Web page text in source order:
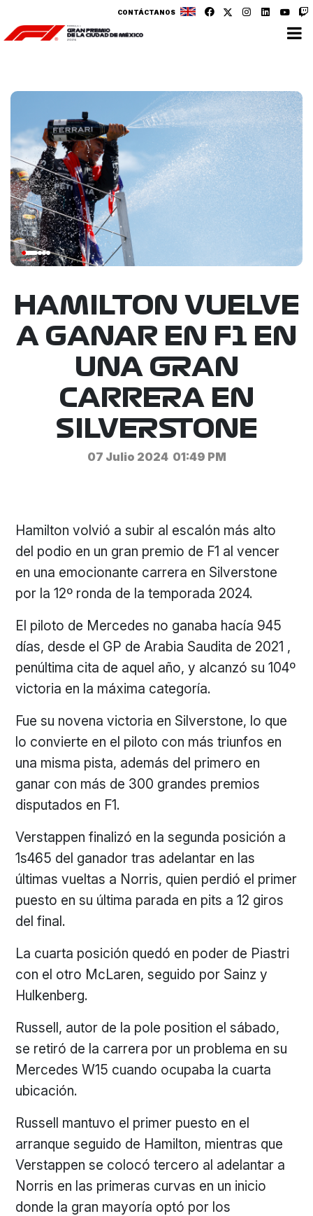
CONTÁCTANOS
HAMILTON VUELVE
A GANAR EN F1 EN
UNA GRAN
CARRERA EN
SILVERSTONE
07 Julio 2024 01:49 PM
Hamilton volvió a subir al escalón más alto
del podio en un gran premio de F1 al vencer
en una emocionante carrera en Silverstone
por la 12º ronda de la temporada 2024.
El piloto de Mercedes no ganaba hacía 945
días, desde el GP de Arabia Saudita de 2021 ,
penúltima cita de aquel año, y alcanzó su 104º
victoria en la máxima categoría.
Fue su novena victoria en Silverstone, lo que
lo convierte en el piloto con más triunfos en
una misma pista, además del primero en
ganar con más de 300 grandes premios
disputados en F1.
Verstappen finalizó en la segunda posición a
1s465 del ganador tras adelantar en las
últimas vueltas a Norris, quien perdió el primer
puesto en su última parada en pits a 12 giros
del final.
La cuarta posición quedó en poder de Piastri
con el otro McLaren, seguido por Sainz y
Hulkenberg.
Russell, autor de la pole position el sábado,
se retiró de la carrera por un problema en su
Mercedes W15 cuando ocupaba la cuarta
ubicación.
Russell mantuvo el primer puesto en el
arranque seguido de Hamilton, mientras que
Verstappen se colocó tercero al adelantar a
Norris en las primeras curvas en un inicio
donde la gran mayoría optó por los